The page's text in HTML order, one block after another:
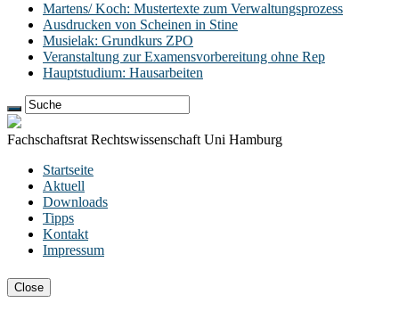
Martens/ Koch: Mustertexte zum Verwaltungsprozess
Ausdrucken von Scheinen in Stine
Musielak: Grundkurs ZPO
Veranstaltung zur Examensvorbereitung ohne Rep
Hauptstudium: Hausarbeiten
Fachschaftsrat Rechtswissenschaft Uni Hamburg
Startseite
Aktuell
Downloads
Tipps
Kontakt
Impressum
Close